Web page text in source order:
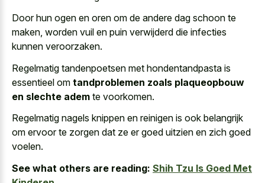
Door hun ogen en oren om de andere dag schoon te
maken, worden vuil en puin verwijderd die infecties
kunnen veroorzaken.
Regelmatig tandenpoetsen met hondentandpasta is
essentieel om tandproblemen zoals plaqueopbouw
en slechte adem te voorkomen.
Regelmatig nagels knippen en reinigen is ook belangrijk
om ervoor te zorgen dat ze ergoed uitzien en zich goed
voelen.
See what others are reading: Shih Tzu Is Goed Met